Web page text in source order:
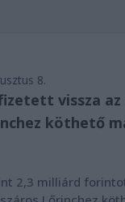
8.
vissza az
köthető
2,3 milliárd